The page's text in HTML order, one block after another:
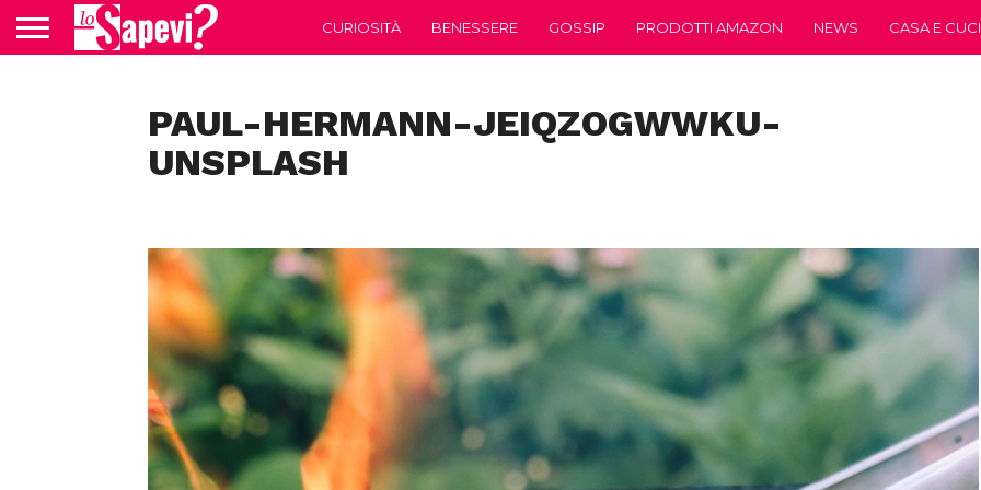
CURIOSITÀ BENESSERE GOSSIP PRODOTTI AMAZON NEWS CASA E
PAUL-HERMANN-JEIQZOGWWKU-
UNSPLASH